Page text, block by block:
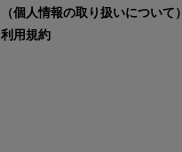
（個人情報の取り扱いについて）
利用規約